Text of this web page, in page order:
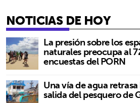
NOTICIAS DE HOY
La presión sobre los
naturales preocupa al
encuestas del PORN
Una vía de agua
salida del pesquero de